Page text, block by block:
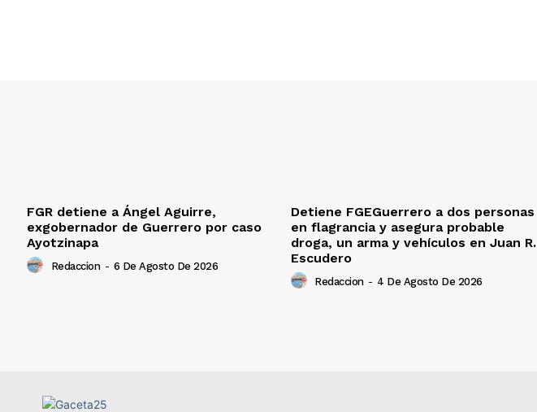
FGR detiene a Ángel Aguirre,
exgobernador de Guerrero por caso
Ayotzinapa
Redaccion - 6 De Agosto De 2026
Detiene FGEGuerrero a dos personas
en flagrancia y asegura probable
droga, un arma y vehículos en Juan R.
Escudero
Redaccion - 4 De Agosto De 2026